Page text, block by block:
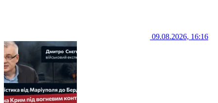
09.08.2026, 16:16